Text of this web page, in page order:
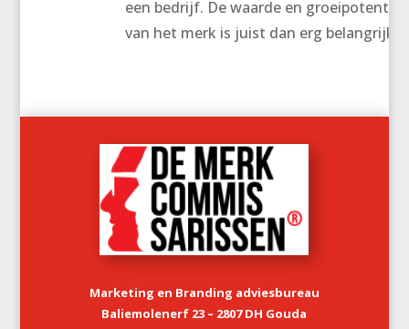
een bedrijf. De waarde en groeipotentie
van het merk is juist dan erg belangrijk.
Marketing en Branding adviesbureau
Baliemolenerf 23 – 2807 DH Gouda